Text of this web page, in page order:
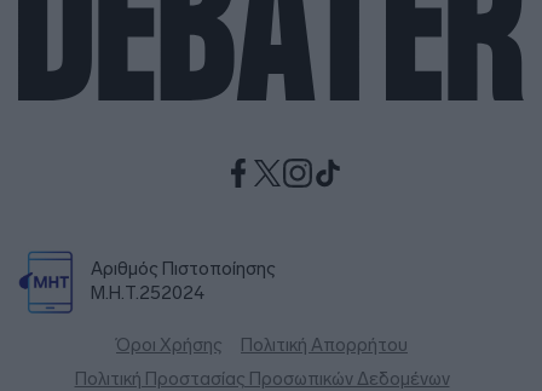
Αριθμός Πιστοποίησης
Μ.Η.Τ.252024
Όροι Χρήσης
Πολιτική Απορρήτου
Πολιτική Προστασίας Προσωπικών Δεδομένων